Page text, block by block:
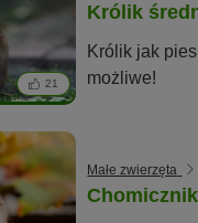
21
Królik
Królik jak
możliwe!
Małe zwierzęta